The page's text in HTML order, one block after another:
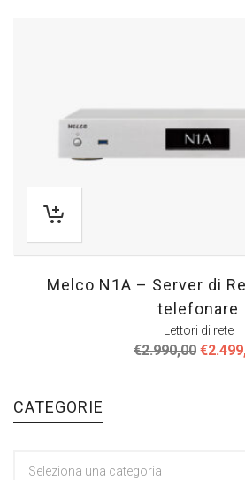
Melco N1A – Server di
telefonare
Lettori di rete
€2.990,00 Il
€
CATEGORIE
Seleziona una categoria